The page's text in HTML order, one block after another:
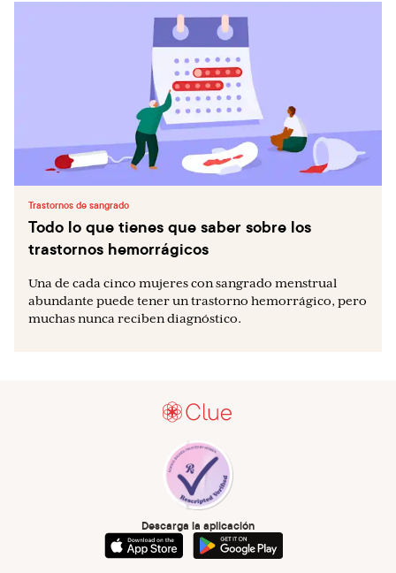
Trastornos de sangrado
Todo lo que tienes que saber sobre los
trastornos hemorrágicos
Una de cada cinco mujeres con sangrado menstrual
abundante puede tener un trastorno hemorrágico, pero
muchas nunca reciben diagnóstico.
Descarga la aplicación